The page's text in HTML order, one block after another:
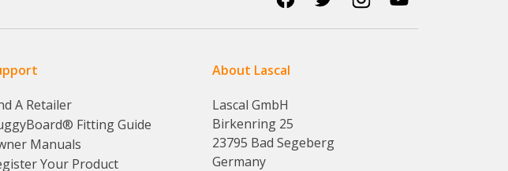
A Retailer
Fitting Guide
Manuals
Your Product
About Lascal
Lascal GmbH
Birkenring 25
23795 Bad Segeberg
Germany